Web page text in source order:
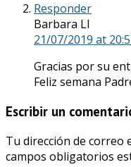
Responder
Barbara Ll
21/07/2019 at
Gracias por su
Feliz semana
Escribir un
Tu dirección de correo
campos obligatorios